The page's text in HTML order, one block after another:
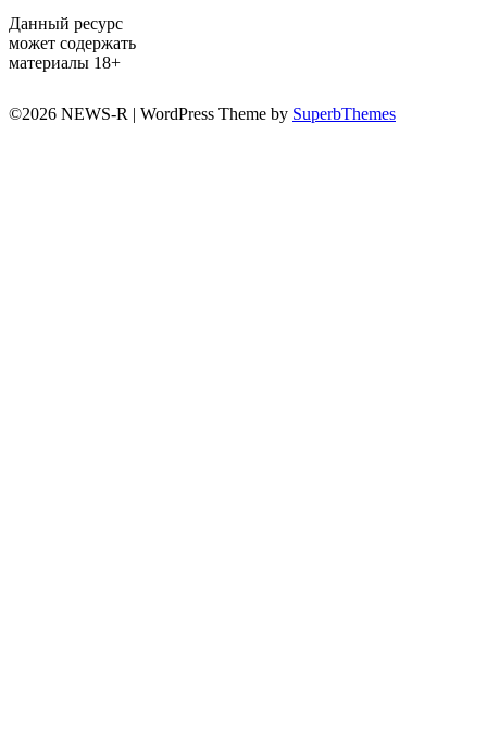
Данный ресурс
может содержать
материалы 18+
©2026 NEWS-R | WordPress Theme by SuperbThemes